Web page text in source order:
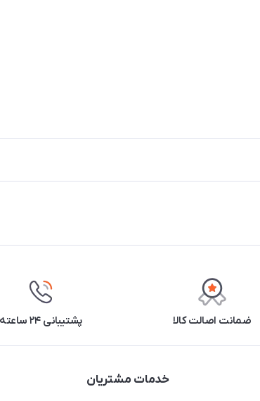
ضمانت اصالت کالا پشتیبانی ۲۴ ساعته
خدمات مشتریان